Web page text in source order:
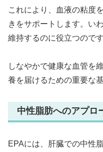
これにより、血液の粘度
きをサポートします。い
維持するのに役立つのです
しなやかで健康な血管を
養を届けるための重要な
中性脂肪へのアプロ
EPAには、肝臓での中性